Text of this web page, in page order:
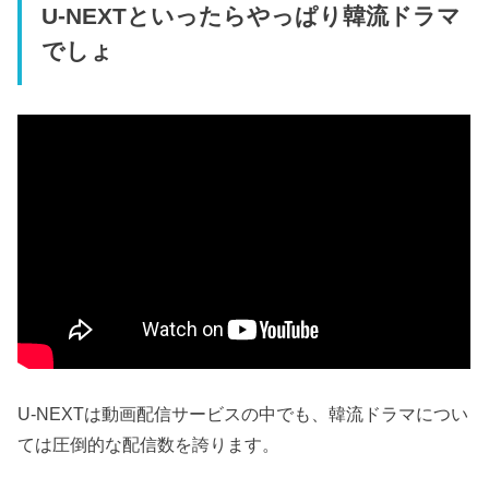
U-NEXTといったらやっぱり韓流ドラマ
でしょ
U-NEXTは動画配信サービスの中でも、韓流ドラマについ
ては圧倒的な配信数を誇ります。